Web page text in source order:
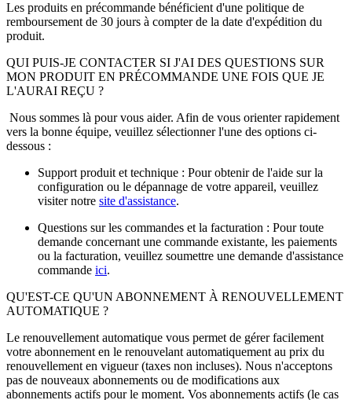
Les produits en précommande bénéficient d'une politique de
remboursement de 30 jours à compter de la date d'expédition du
produit.
QUI PUIS-JE CONTACTER SI J'AI DES QUESTIONS SUR
MON PRODUIT EN PRÉCOMMANDE UNE FOIS QUE JE
L'AURAI REÇU ?
Nous sommes là pour vous aider. Afin de vous orienter rapidement
vers la bonne équipe, veuillez sélectionner l'une des options ci-
dessous :
Support produit et technique : Pour obtenir de l'aide sur la
configuration ou le dépannage de votre appareil, veuillez
visiter notre site d'assistance.
Questions sur les commandes et la facturation : Pour toute
demande concernant une commande existante, les paiements
ou la facturation, veuillez soumettre une demande d'assistance
commande ici.
QU'EST-CE QU'UN ABONNEMENT À RENOUVELLEMENT
AUTOMATIQUE ?
Le renouvellement automatique vous permet de gérer facilement
votre abonnement en le renouvelant automatiquement au prix du
renouvellement en vigueur (taxes non incluses). Nous n'acceptons
pas de nouveaux abonnements ou de modifications aux
abonnements actifs pour le moment. Vos abonnements actifs (le cas